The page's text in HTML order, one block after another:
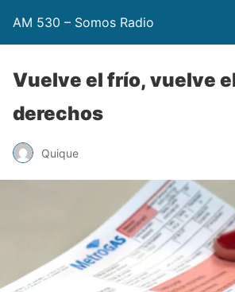
AM 530 – Somos Radio
Vuelve el frío, vuelve
derechos
Quique